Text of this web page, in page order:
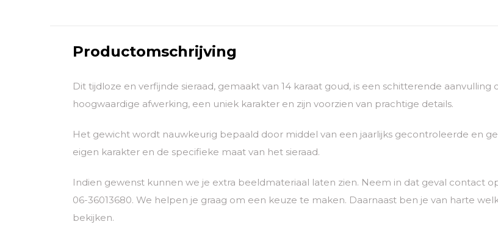
Productomschrijving
Dit tijdloze en verfijnde sieraad, gemaakt van 14 karaat goud, is een schitterende
hoogwaardige afwerking, een uniek karakter en zijn voorzien van prachtige details.
Het gewicht wordt nauwkeurig bepaald door middel van een jaarlijks gecontroleerde en
eigen karakter en de specifieke maat van het sieraad.
Indien gewenst kunnen we je extra beeldmateriaal laten zien. Neem in dat geval contact
06-36013680. We helpen je graag om een keuze te maken. Daarnaast ben je van harte
bekijken.